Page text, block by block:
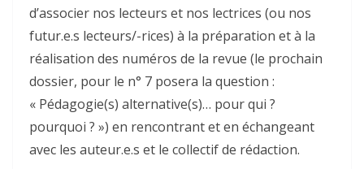
d’associer nos lecteurs et nos lectrices (ou nos
futur.e.s lecteurs/-rices) à la préparation et à la
réalisation des numéros de la revue (le prochain
dossier, pour le n° 7 posera la question :
« Pédagogie(s) alternative(s)… pour qui ?
pourquoi ? ») en rencontrant et en échangeant
avec les auteur.e.s et le collectif de rédaction.